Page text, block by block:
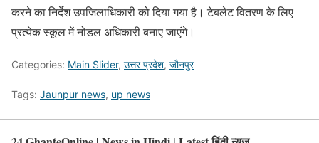
करने का निर्देश उपजिलाधिकारी को दिया गया है। टेबलेट वितरण के लिए
प्रत्येक स्कूल में नोडल अधिकारी बनाए जाएंगे।
Categories: Main Slider, उत्तर प्रदेश, जौनपुर
Tags: Jaunpur news, up news